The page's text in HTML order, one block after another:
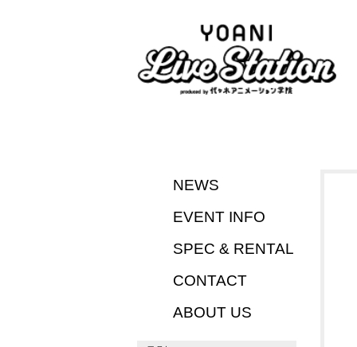
NEWS
EVENT INFO
SPEC & RENTAL
CONTACT
ABOUT US